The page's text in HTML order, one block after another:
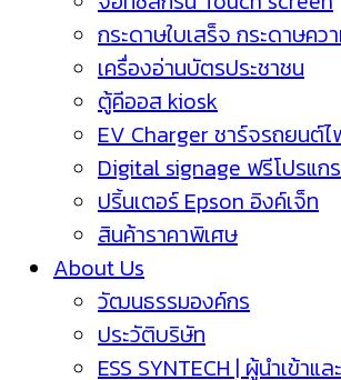
กระดาษใบเสร็จ กระดาษคว
เครื่องอ่านบัตรประชาชน
ตู้คีออส kiosk
EV Charger ชาร์จรถยนต์
Digital signage ฟรีโปรแก
ปริ้นเตอร์ Epson อิงค์เจ็ท
สินค้าราคาพิเศษ
About Us
วัฒนธรรมองค์กร
ประวัติบริษัท
ESS SYNTECH | ผู้นำเข้าแ